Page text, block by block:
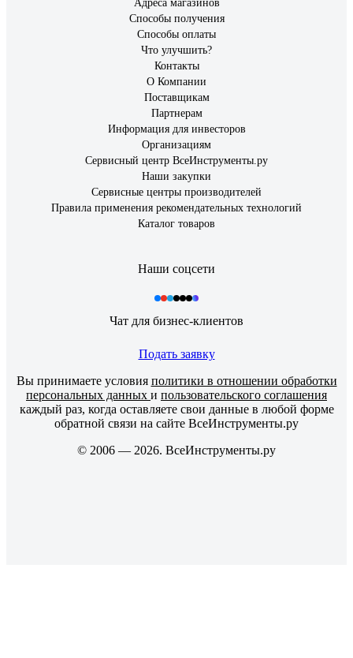
Адреса магазинов
Способы получения
Способы оплаты
Что улучшить?
Контакты
О Компании
Поставщикам
Партнерам
Информация для инвесторов
Организациям
Сервисный центр ВсеИнструменты.ру
Наши закупки
Сервисные центры производителей
Правила применения рекомендательных технологий
Каталог товаров
Наши соцсети
Чат для бизнес-клиентов
Подать заявку
Вы принимаете условия политики в отношении обработки
персональных данных и пользовательского соглашения
каждый раз, когда оставляете свои данные в любой форме
обратной связи на сайте ВсеИнструменты.ру
© 2006 — 2026. ВсеИнструменты.ру